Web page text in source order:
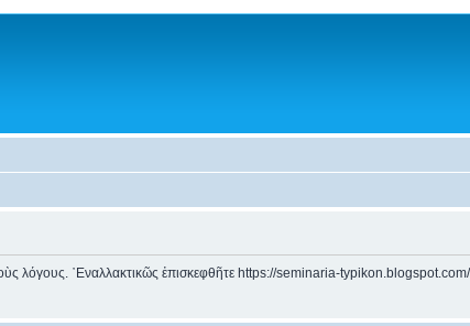
λόγους. ᾿Εναλλακτικῶς ἐπισκεφθῆτε https://seminaria-